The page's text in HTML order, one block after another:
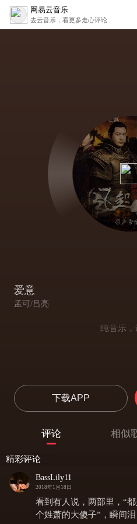
网易云音乐
去云音乐，看更多走心评论
爱意
孟可/吕亮
纯音乐，
下载APP
评论 相似
精彩评论
BassLily11
2018年1月18日
看到有人说，两部里，“
个姓萧的大傻子”，瞬间泪